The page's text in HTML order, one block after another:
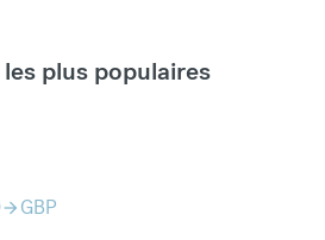
plus populaires
arrow_forward GBP